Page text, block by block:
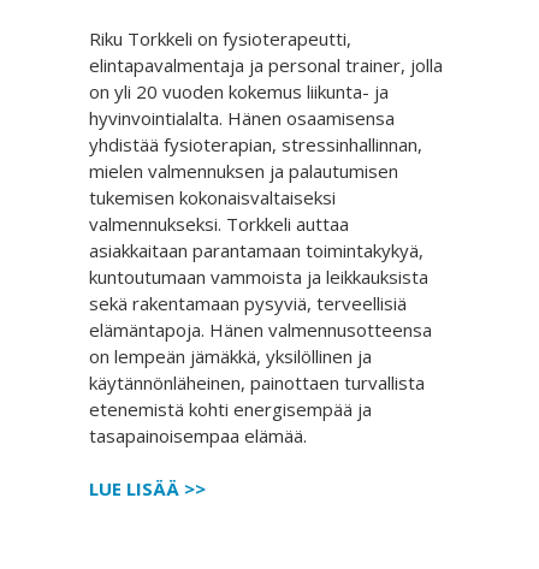
Riku Torkkeli on fysioterapeutti,
elintapavalmentaja ja personal trainer, jolla
on yli 20 vuoden kokemus liikunta- ja
hyvinvointialalta. Hänen osaamisensa
yhdistää fysioterapian, stressinhallinnan,
mielen valmennuksen ja palautumisen
tukemisen kokonaisvaltaiseksi
valmennukseksi. Torkkeli auttaa
asiakkaitaan parantamaan toimintakykyä,
kuntoutumaan vammoista ja leikkauksista
sekä rakentamaan pysyviä, terveellisiä
elämäntapoja. Hänen valmennusotteensa
on lempeän jämäkkä, yksilöllinen ja
käytännönläheinen, painottaen turvallista
etenemistä kohti energisempää ja
tasapainoisempaa elämää.
LUE LISÄÄ >>